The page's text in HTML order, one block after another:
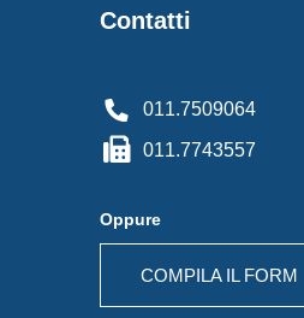
Contatti
011.7509064
011.7743557
Oppure
COMPILA IL FORM